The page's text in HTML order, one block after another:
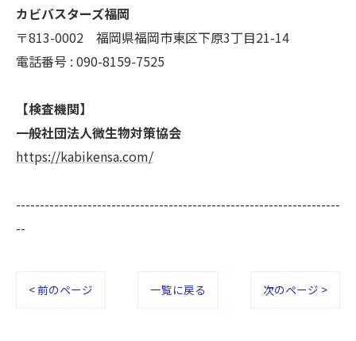
カビバスターズ福岡
〒813-0002 福岡県福岡市東区下原3丁目21-14
電話番号 : 090-8159-7525
【検査機関】
一般社団法人微生物対策協会
https://kabikensa.com/
--------------------------------------------------------------------
--
< 前のページ 一覧に戻る 次のページ >